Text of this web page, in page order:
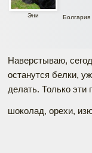
Эни Болгария
Наверстываю,
останутся белки,
делать. Только
шоколад, орехи,